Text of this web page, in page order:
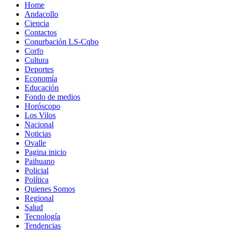
Home
Andacollo
Ciencia
Contactos
Conurbación LS-Cqbo
Corfo
Cultura
Deportes
Economía
Educación
Fondo de medios
Horóscopo
Los Vilos
Nacional
Noticias
Ovalle
Pagina inicio
Paihuano
Policial
Política
Quienes Somos
Regional
Salud
Tecnología
Tendencias